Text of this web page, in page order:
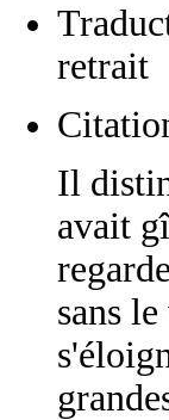
retrait
Il
avait
sans